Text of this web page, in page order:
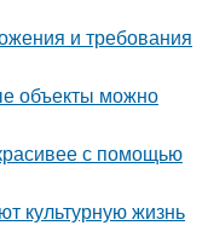
и требования
объекты можно
с помощью
культурную жизнь